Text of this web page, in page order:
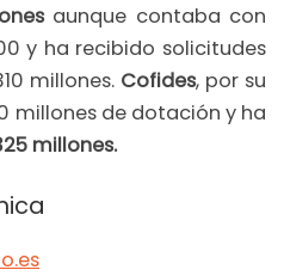
aunque contaba con
y ha recibido solicitudes
millones. Cofides, por su
millones de dotación y ha
millones.